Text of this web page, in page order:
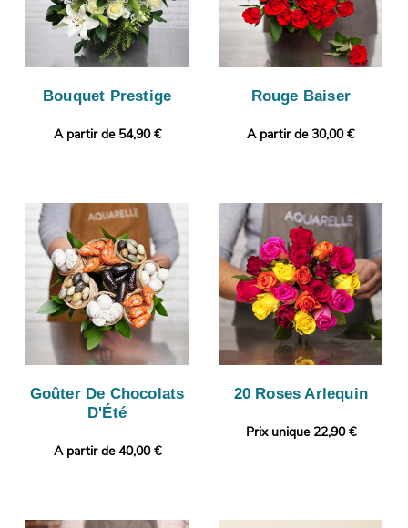
Bouquet Prestige
A partir de 54,90 €
Rouge Baiser
A partir de 30,00 €
Goûter De Chocolats
D'Été
A partir de 40,00 €
20 Roses Arlequin
Prix unique 22,90 €